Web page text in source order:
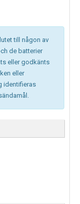
till någon av
de batterier
eller godkänts
eller
identifieras